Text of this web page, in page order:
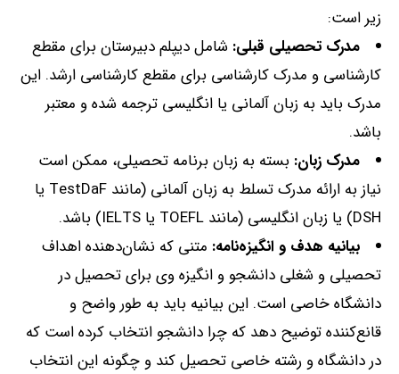
زیر است:
مدرک تحصیلی قبلی: شامل دیپلم دبیرستان برای مقطع
کارشناسی و مدرک کارشناسی برای مقطع کارشناسی ارشد. این
مدرک باید به زبان آلمانی یا انگلیسی ترجمه شده و معتبر
باشد.
مدرک زبان: بسته به زبان برنامه تحصیلی، ممکن است
نیاز به ارائه مدرک تسلط به زبان آلمانی (مانند
یا
DSH) یا زبان انگلیسی (مانند یا باشد.
بیانیه هدف و انگیزه‌نامه: متنی که نشان‌دهنده اهداف
تحصیلی و شغلی دانشجو و انگیزه وی برای تحصیل در
دانشگاه خاصی است. این بیانیه باید به طور واضح و
قانع‌کننده توضیح دهد که چرا دانشجو انتخاب کرده است که
در دانشگاه و رشته خاصی تحصیل کند و چگونه این انتخاب